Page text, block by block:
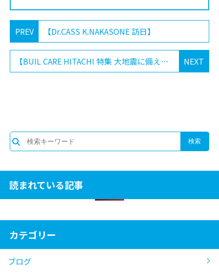
PREV 【Dr.CASS K.NAKASONE 訪日】
NEXT
【BUIL CARE HITACHI 特集 大地震に備える】
読まれている記事
カテゴリー
ブログ